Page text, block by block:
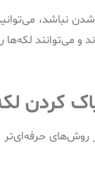
نباشد،
لکه‌ها را
کردن
روش‌های